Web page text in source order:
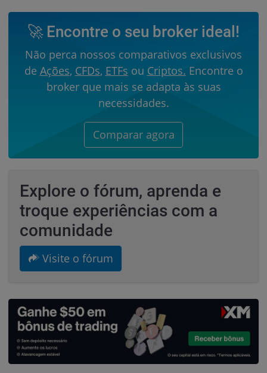
🚀 Encontre o seu broker ideal!
Não perca nossos comparativos exclusivos
de Ações, CFDs, ETFs ou Criptos. Encontre o
broker que mais se adapta às suas
necessidades.
Comparar agora
Explore o fórum, aprenda e
troque experiências com a
comunidade
Visite o fórum